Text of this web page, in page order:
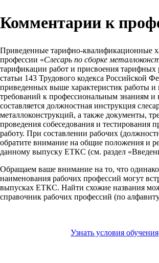
Комментарии к
Приведенные тарифно-квалификационные
профессии «Слесарь по сборке
тарификации работ и присвоения тарифных
статьи 143 Трудового кодекса Российской
приведенных выше характеристик работы и
требований к профессиональным знаниям и
составляется должностная инструкция
металлоконструкций, а также документы,
проведения собеседования и тестирования
работу. При составлении рабочих
обратите внимание на общие положения и
данному выпуску ЕТКС (см. раздел
Обращаем ваше внимание на то, что
наименования рабочих профессий могут
выпусках ЕТКС. Найти схожие названия
справочник рабочих профессий (по
Узнать условия обучения